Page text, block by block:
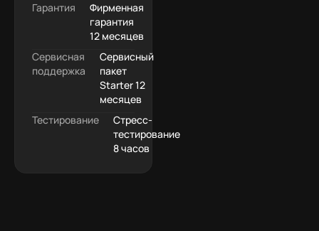
Гарантия
Фирменная
гарантия
12 месяцев
Сервисная
поддержка
Сервисный
пакет
Starter 12
месяцев
Тестирование
Стресс-
тестирование
8 часов